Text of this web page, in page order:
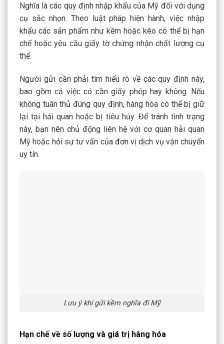
Nghĩa là các quy định nhập khẩu của Mỹ đối với dụng
cụ sắc nhọn. Theo luật pháp hiện hành, việc nhập
khẩu các sản phẩm như kềm hoặc kéo có thể bị hạn
chế hoặc yêu cầu giấy tờ chứng nhận chất lượng cụ
thể.
Người gửi cần phải tìm hiểu rõ về các quy định này,
bao gồm cả việc có cần giấy phép hay không. Nếu
không tuân thủ đúng quy định, hàng hóa có thể bị giữ
lại tại hải quan hoặc bị tiêu hủy. Để tránh tình trạng
này, bạn nên chủ động liên hệ với cơ quan hải quan
Mỹ hoặc hỏi sự tư vấn của đơn vị dịch vụ vận chuyển
uy tín.
Lưu ý khi gửi kềm nghĩa đi Mỹ
Hạn chế về số lượng và giá trị hàng hóa